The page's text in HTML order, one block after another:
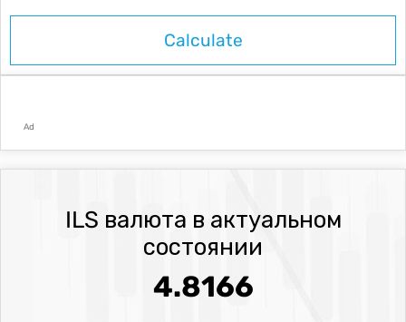
Ad
ILS валюта в актуальном
состоянии
4.8166